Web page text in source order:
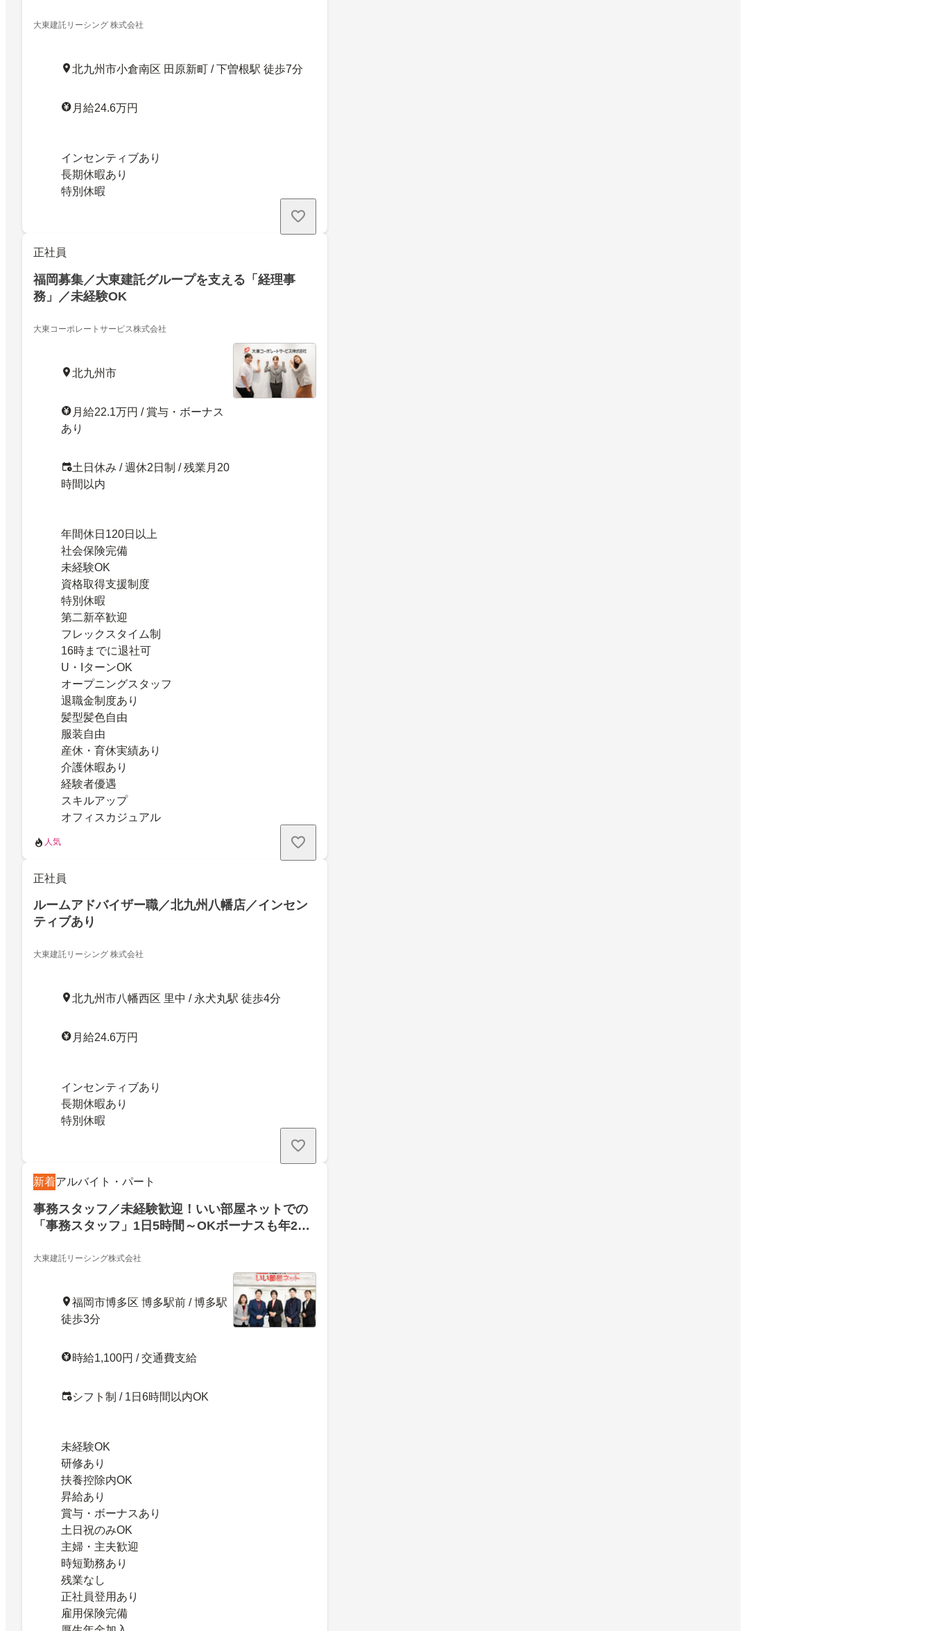
大東建託リーシング 株式会社
北九州市小倉南区 田原新町 / 下曽根駅 徒歩7分
月給24.6万円
インセンティブあり
長期休暇あり
特別休暇
正社員
福岡募集／大東建託グループを支える「経理事
務」／未経験OK
大東コーポレートサービス株式会社
北九州市
月給22.1万円 / 賞与・ボーナス
あり
土日休み / 週休2日制 / 残業月20
時間以内
年間休日120日以上
社会保険完備
未経験OK
資格取得支援制度
特別休暇
第二新卒歓迎
フレックスタイム制
16時までに退社可
U・IターンOK
オープニングスタッフ
退職金制度あり
髪型髪色自由
服装自由
産休・育休実績あり
介護休暇あり
経験者優遇
スキルアップ
オフィスカジュアル
人気
正社員
ルームアドバイザー職／北九州八幡店／インセン
ティブあり
大東建託リーシング 株式会社
北九州市八幡西区 里中 / 永犬丸駅 徒歩4分
月給24.6万円
インセンティブあり
長期休暇あり
特別休暇
新着アルバイト・パート
事務スタッフ／未経験歓迎！いい部屋ネットでの
「事務スタッフ」1日5時間～OKボーナスも年2回
大東建託リーシング株式会社
福岡市博多区 博多駅前 / 博多駅
徒歩3分
時給1,100円 / 交通費支給
シフト制 / 1日6時間以内OK
未経験OK
研修あり
扶養控除内OK
昇給あり
賞与・ボーナスあり
土日祝のみOK
主婦・主夫歓迎
時短勤務あり
残業なし
正社員登用あり
雇用保険完備